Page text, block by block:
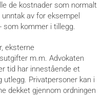
de kostnader som normalt
av for eksempel
som kommer i tillegg.
eksterne
m.m. Advokaten
tid har innestående et
utlegg. Privatpersoner kan i
dekket gjennom ordningen